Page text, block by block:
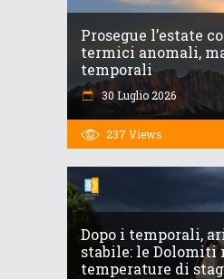
Prosegue l’estate
termici anomali,
temporali
30 Luglio 2026
237 Views
Dopo i temporali,
stabile: le Dolomiti
temperature di